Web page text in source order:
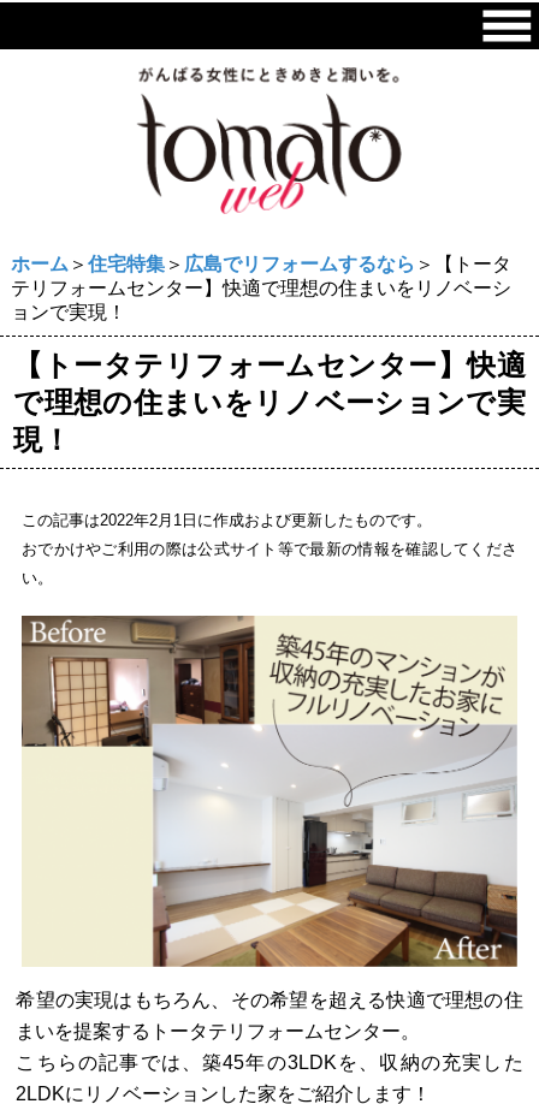
ホーム ＞ 住宅特集＞ 広島でリフォームするなら ＞【トータ
テリフォームセンター】快適で理想の住まいをリノベーシ
ョンで実現！
【トータテリフォームセンター】快適
で理想の住まいをリノベーションで実
現！
この記事は2022年2月1日に作成および更新したものです。
おでかけやご利用の際は公式サイト等で最新の情報を確認してくださ
い。
希望の実現はもちろん、その希望を超える快適で理想の住
まいを提案するトータテリフォームセンター。
こちらの記事では、築45年の3LDKを、収納の充実した
2LDKにリノベーションした家をご紹介します！